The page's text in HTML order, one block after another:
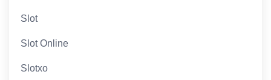
Slot
Slot Online
Slotxo